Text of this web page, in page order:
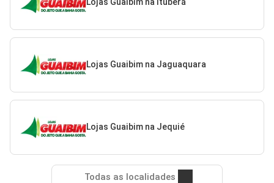
Lojas Guaibim na Ituberá
Lojas Guaibim na Jaguaquara
Lojas Guaibim na Jequié
Todas as localidades